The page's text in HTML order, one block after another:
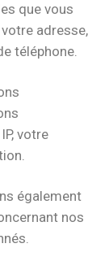
que vous
adresse,
téléphone.
votre
également
nos